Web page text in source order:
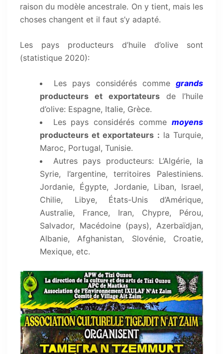
raison du modèle ancestrale. On y tient, mais les
choses changent et il faut s’y adapté.
Les pays producteurs d’huile d’olive sont
(statistique 2020):
Les pays considérés commegrands
producteurs et exportateurs de l’huile
d’olive: Espagne, Italie, Grèce.
Les pays considérés commemoyens
producteurs et exportateurs : la Turquie,
Maroc, Portugal, Tunisie.
Autres pays producteurs: L’Algérie, la
Syrie, l’argentine, territoires Palestiniens.
Jordanie, Égypte, Jordanie, Liban, Israel,
Chilie, Libye, États-Unis d’Amérique,
Australie, France, Iran, Chypre, Pérou,
Salvador, Macédoine (pays), Azerbaïdjan,
Albanie, Afghanistan, Slovénie, Croatie,
Mexique, etc.